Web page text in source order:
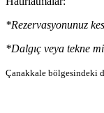
*Rezervasyonunuz
*Dalgıç veya tekne
Çanakkale bölgesindeki